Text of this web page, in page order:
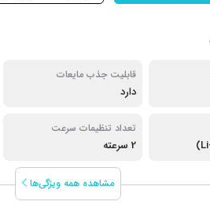
قابلیت جذب مایعات
دارد
تعداد تنظیمات سرعت
2 سرعته
مشاهده همه ویژگی‌ها